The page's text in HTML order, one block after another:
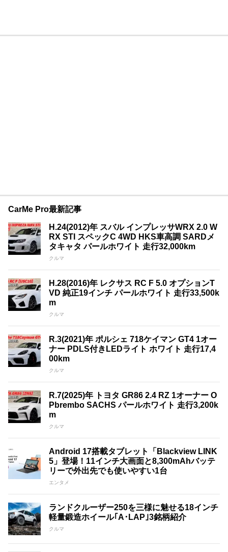
CarMe Pro最新記事
H.24(2012)年 スバル インプレッサWRX 2.0 W
RX STI スペックC 4WD HKS車高調 SARDメ
タキャタ パールホワイト 走行32,000km
クルマ
H.28(2016)年 レクサス RC F 5.0 オプションT
VD 純正19インチ パールホワイト 走行33,500k
m
クルマ
R.3(2021)年 ポルシェ 718ケイマン GT4 1オー
ナー PDLS付きLEDライト ホワイト 走行17,4
00km
クルマ
R.7(2025)年 トヨタ GR86 2.4 RZ 1オーナー O
Pbrembo SACHS パールホワイト 走行3,200k
m
クルマ
Android 17搭載タブレット「Blackview LINK
5」登場！11インチ大画面と8,300mAhバッテ
リーで外出先でも使いやすい1台
エンタメ
ランドクルーザー250を三様に魅せる18インチ
軽量鍛造ホイール｢A･LAP｣3銘柄紹介
クルマ